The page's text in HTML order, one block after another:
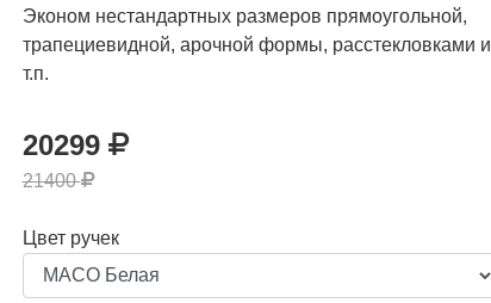
Эконом нестандартных размеров прямоугольной,
трапециевидной, арочной формы, расстекловками и
т.п.
20299
21400
Цвет ручек